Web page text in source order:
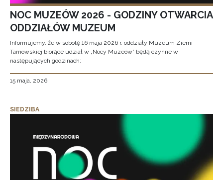
NOC MUZEÓW 2026 - GODZINY OTWARCIA
ODDZIAŁÓW MUZEUM
Informujemy, że w sobotę 16 maja 2026 r. oddziały Muzeum Ziemi
Tarnowskiej biorące udział w „Nocy Muzeów” będą czynne w
następujących godzinach:
15 maja, 2026
SIEDZIBA